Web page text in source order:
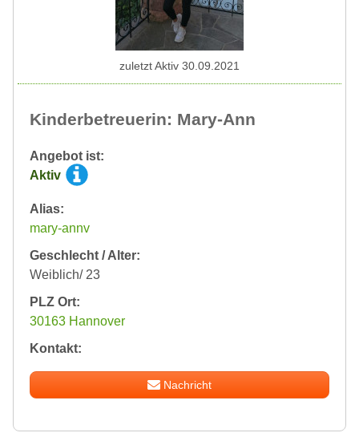
Kinderbetreuerin: Mary-Ann
Angebot ist:
Aktiv
Alias:
mary-annv
Geschlecht / Alter:
Weiblich/ 23
PLZ Ort:
30163 Hannover
Kontakt:
Nachricht
zuletzt Aktiv 30.09.2021